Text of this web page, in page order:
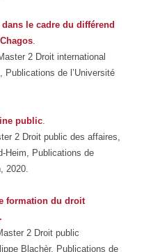
le cadre du différend
.
2 Droit international
de l’Université
public.
2 Droit public des affaires,
Heim, Publications de
2020.
formation du droit
2 Droit public
Blachèr, Publications de